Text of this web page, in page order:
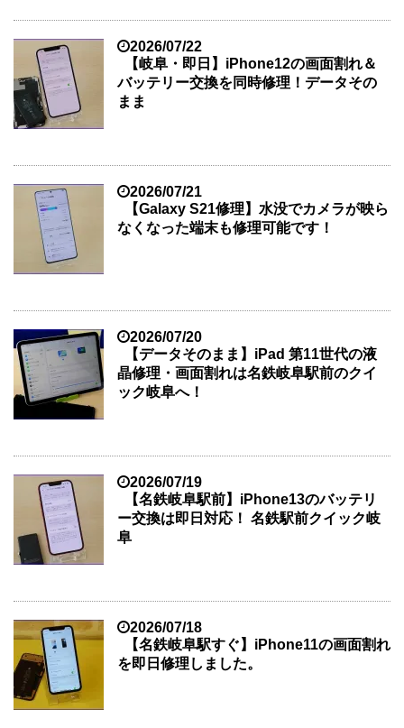
2026/07/22
【岐阜・即日】iPhone12の画面割れ＆
バッテリー交換を同時修理！データその
まま
2026/07/21
【Galaxy S21修理】水没でカメラが映ら
なくなった端末も修理可能です！
2026/07/20
【データそのまま】iPad 第11世代の液
晶修理・画面割れは名鉄岐阜駅前のクイ
ック岐阜へ！
2026/07/19
【名鉄岐阜駅前】iPhone13のバッテリ
ー交換は即日対応！ 名鉄駅前クイック岐
阜
2026/07/18
【名鉄岐阜駅すぐ】iPhone11の画面割れ
を即日修理しました。